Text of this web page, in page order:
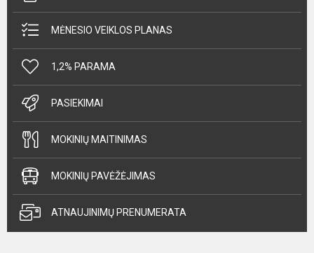
MĖNESIO VEIKLOS PLANAS
1,2% PARAMA
PASIEKIMAI
MOKINIŲ MAITINIMAS
MOKINIŲ PAVĖŽĖJIMAS
ATNAUJINIMŲ PRENUMERATA